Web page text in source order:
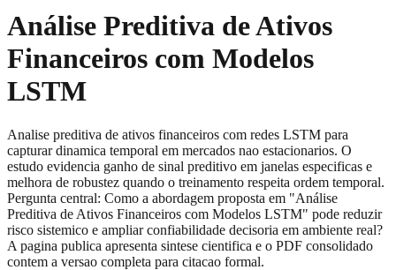
Análise Preditiva de Ativos
Financeiros com Modelos
LSTM
Analise preditiva de ativos financeiros com redes LSTM para
capturar dinamica temporal em mercados nao estacionarios. O
estudo evidencia ganho de sinal preditivo em janelas especificas e
melhora de robustez quando o treinamento respeita ordem temporal.
Pergunta central: Como a abordagem proposta em "Análise
Preditiva de Ativos Financeiros com Modelos LSTM" pode reduzir
risco sistemico e ampliar confiabilidade decisoria em ambiente real?
A pagina publica apresenta sintese cientifica e o PDF consolidado
contem a versao completa para citacao formal.